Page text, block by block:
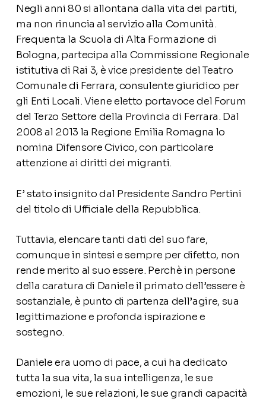
Negli anni 80 si allontana dalla vita dei partiti,
ma non rinuncia al servizio alla Comunità.
Frequenta la Scuola di Alta Formazione di
Bologna, partecipa alla Commissione Regionale
istitutiva di Rai 3, è vice presidente del Teatro
Comunale di Ferrara, consulente giuridico per
gli Enti Locali. Viene eletto portavoce del Forum
del Terzo Settore della Provincia di Ferrara. Dal
2008 al 2013 la Regione Emilia Romagna lo
nomina Difensore Civico, con particolare
attenzione ai diritti dei migranti.
E’ stato insignito dal Presidente Sandro Pertini
del titolo di Ufficiale della Repubblica.
Tuttavia, elencare tanti dati del suo fare,
comunque in sintesi e sempre per difetto, non
rende merito al suo essere. Perchè in persone
della caratura di Daniele il primato dell’essere è
sostanziale, è punto di partenza dell’agire, sua
legittimazione e profonda ispirazione e
sostegno.
Daniele era uomo di pace, a cui ha dedicato
tutta la sua vita, la sua intelligenza, le sue
emozioni, le sue relazioni, le sue grandi capacità